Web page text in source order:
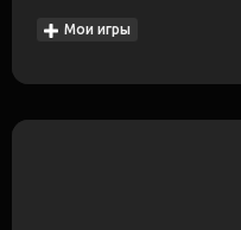
Мои игры